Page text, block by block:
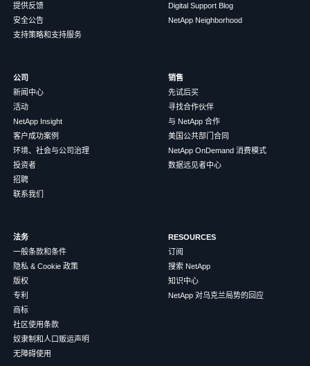
提供反馈
安全公告
支持策略和支持服务
Digital Support Blog
NetApp Neighborhood
公司
新闻中心
活动
NetApp Insight
客户成功案例
环境、社会与公司治理
投资者
招聘
联系我们
销售
先试后买
寻找合作伙伴
与 NetApp 合作
美国公共部门合同
NetApp OnDemand 消费模式
数据远见者中心
法务
一般条款和条件
隐私 & Cookie 政策
版权
专利
商标
社区使用条款
奴隶制和人口贩运声明
无障碍使用
RESOURCES
订阅
搜索 NetApp
知识中心
NetApp 对乌克兰局势的回应